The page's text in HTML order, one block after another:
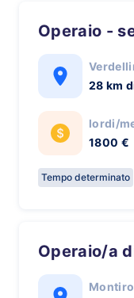
Operaio -
28 km
lordi/
1800 €
Tempo determinato
Operaio/a